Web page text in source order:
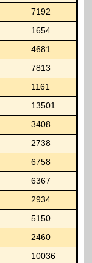
7192
1654
4681
7813
1161
13501
3408
2738
6758
6367
2934
5150
2460
10036